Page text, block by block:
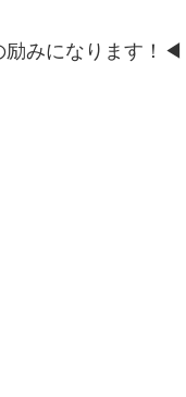
励みになります！◀